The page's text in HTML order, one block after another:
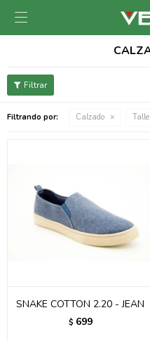

Filtrando por: Calzado
SNAKE COTTON 2.20 - JEAN
$ 699